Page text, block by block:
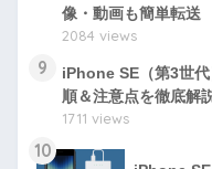
像・動画も簡単転送
2084 views
9
iPhone SE（第3世
順＆注意点を徹底解
1711 views
10